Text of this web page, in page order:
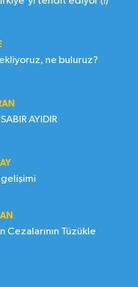
ne buluruz?
AYIDIR
Cezalarının Tüzükle